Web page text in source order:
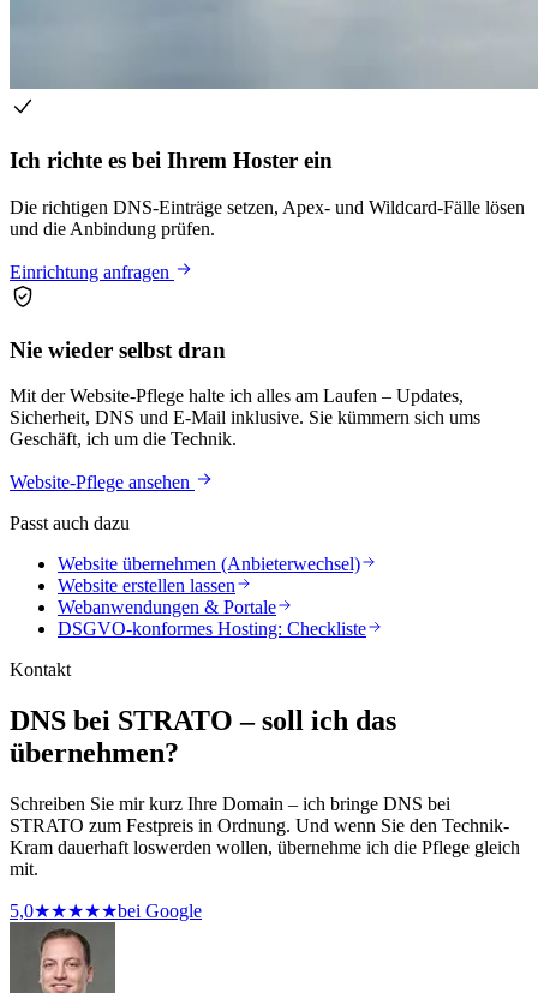
Ich richte es bei Ihrem Hoster ein
Die richtigen DNS-Einträge setzen, Apex- und Wildcard-Fälle lösen
und die Anbindung prüfen.
Einrichtung anfragen
Nie wieder selbst dran
Mit der Website-Pflege halte ich alles am Laufen – Updates,
Sicherheit, DNS und E-Mail inklusive. Sie kümmern sich ums
Geschäft, ich um die Technik.
Website-Pflege ansehen
Passt auch dazu
Website übernehmen (Anbieterwechsel)
Website erstellen lassen
Webanwendungen & Portale
DSGVO-konformes Hosting: Checkliste
Kontakt
DNS bei STRATO – soll ich das
übernehmen?
Schreiben Sie mir kurz Ihre Domain – ich bringe DNS bei
STRATO zum Festpreis in Ordnung. Und wenn Sie den Technik-
Kram dauerhaft loswerden wollen, übernehme ich die Pflege gleich
mit.
5,0★★★★★bei Google